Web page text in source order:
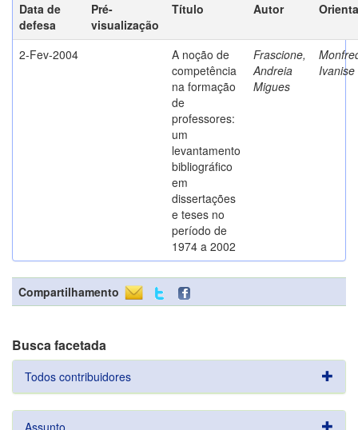
Data de
defesa
Pré-
visualização
Título Autor
2-Fev-2004
A noção de
competência
na formação
de
professores:
um
levantamento
bibliográfico
em
dissertações
e teses no
período de
1974 a 2002
Frascione,
Andreia
Migues
Ivanise
Compartilhamento
Busca facetada
Todos contribuidores
Assunto